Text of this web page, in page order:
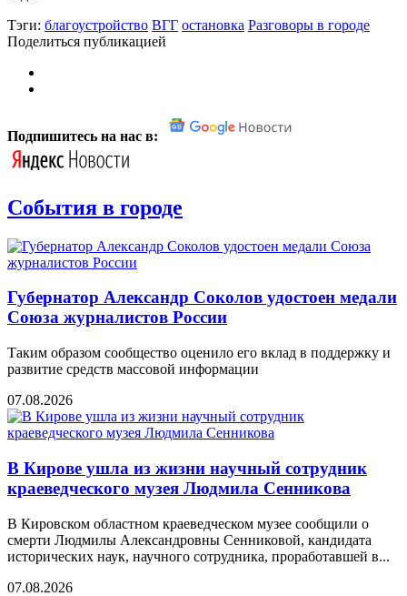
Тэги: благоустройство ВГГ остановка Разговоры в городе
Поделиться публикацией
Подпишитесь на нас в:
События в городе
Губернатор Александр Соколов удостоен медали
Союза журналистов России
Таким образом сообщество оценило его вклад в поддержку и
развитие средств массовой информации
07.08.2026
В Кирове ушла из жизни научный сотрудник
краеведческого музея Людмила Сенникова
В Кировском областном краеведческом музее сообщили о
смерти Людмилы Александровны Сенниковой, кандидата
исторических наук, научного сотрудника, проработавшей в...
07.08.2026